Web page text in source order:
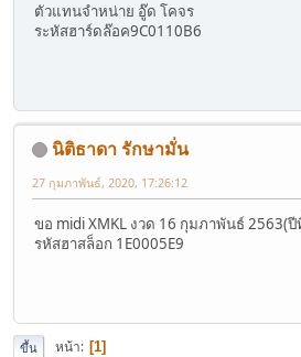
ตัวแทนจำหน่าย อู๊ด โคจร
ระหัสฮาร์ดล๊อค9C0110B6
นิติธาดา รักษามั่น
27 กุมภาพันธ์, 2020, 17:26:12
ขอ midi XMKL งวด 16 กุมภาพันธ์ 2563(
รหัสฮาสล็อก 1E0005E9
ขึ้น หน้า 1